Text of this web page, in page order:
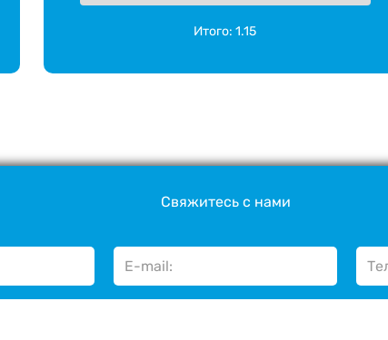
Итого:1.15
Свяжитесь с нами